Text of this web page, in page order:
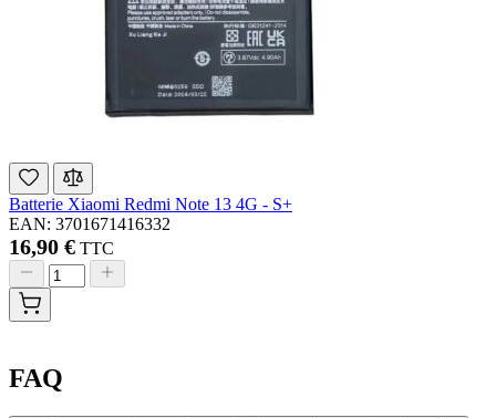
Batterie Xiaomi Redmi Note 13 4G - S+
EAN: 3701671416332
16,90 € TTC
FAQ